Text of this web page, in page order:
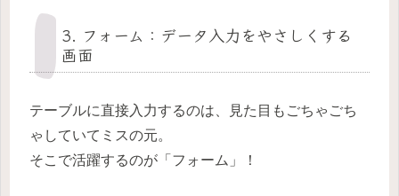
3. フォーム：データ入力をやさしくする
画面
テーブルに直接入力するのは、見た目もごちゃごち
ゃしていてミスの元。
そこで活躍するのが「フォーム」！